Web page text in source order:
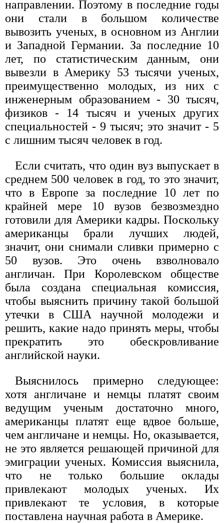
направлении. Поэтому в последние годы
они стали в большом количестве
вывозить ученых, в основном из Англии
и Западной Германии. За последние 10
лет, по статистическим данным, они
вывезли в Америку 53 тысячи ученых,
преимущественно молодых, из них с
инженерным образованием - 30 тысяч,
физиков - 14 тысяч и ученых других
специальностей - 9 тысяч; это значит - 5
с лишним тысяч человек в год.
Если считать, что один вуз выпускает в
среднем 500 человек в год, то это значит,
что в Европе за последние 10 лет по
крайней мере 10 вузов безвозмездно
готовили для Америки кадры. Поскольку
американцы брали лучших людей,
значит, они снимали сливки примерно с
50 вузов. Это очень взволновало
англичан. При Королевском обществе
была создана специальная комиссия,
чтобы выяснить причину такой большой
утечки в США научной молодежи и
решить, какие надо принять меры, чтобы
прекратить это обескровливание
английской науки.
Выяснилось примерно следующее:
хотя англичане и немцы платят своим
ведущим ученым достаточно много,
американцы платят еще вдвое больше,
чем англичане и немцы. Но, оказывается,
не это является решающей причиной для
эмиграции ученых. Комиссия выяснила,
что не только большие оклады
привлекают молодых ученых. Их
привлекают те условия, в которые
поставлена научная работа в Америке.